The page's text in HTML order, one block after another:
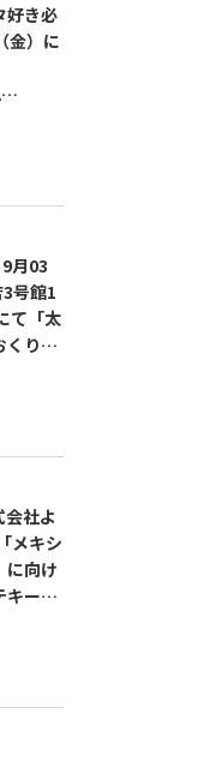
好き必
金）に
月03
号館1
て「太
くりも
社よ
メキシ
に向け
キーラ